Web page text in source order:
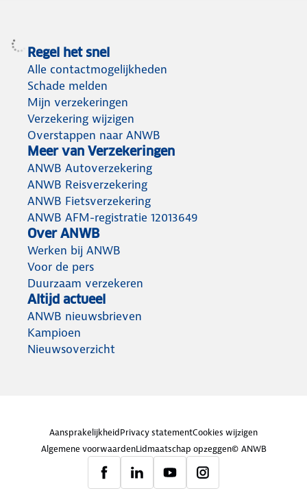
Regel het snel
Alle contactmogelijkheden
Schade melden
Mijn verzekeringen
Verzekering wijzigen
Overstappen naar ANWB
Meer van Verzekeringen
ANWB Autoverzekering
ANWB Reisverzekering
ANWB Fietsverzekering
ANWB AFM-registratie 12013649
Over ANWB
Werken bij ANWB
Voor de pers
Duurzaam verzekeren
Altijd actueel
ANWB nieuwsbrieven
Kampioen
Nieuwsoverzicht
AansprakelijkheidPrivacy statementCookies wijzigen
Algemene voorwaardenLidmaatschap opzeggen© ANWB